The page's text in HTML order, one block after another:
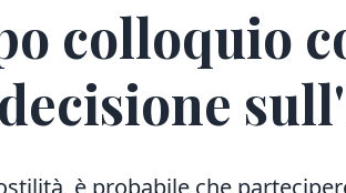
colloquio
è probabile che